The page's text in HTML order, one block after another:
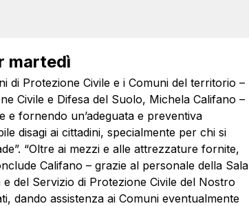
martedì
di Protezione Civile e i Comuni del territorio –
Civile e Difesa del Suolo, Michela Califano –
e fornendo un’adeguata e preventiva
disagi ai cittadini, specialmente per chi si
“Oltre ai mezzi e alle attrezzature fornite,
Califano – grazie al personale della Sala
del Servizio di Protezione Civile del Nostro
dando assistenza ai Comuni eventualmente